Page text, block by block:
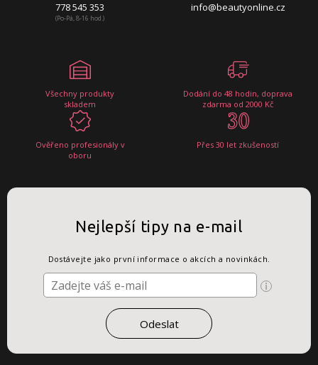
778 545 353
(Po-Pá, 8-16 hod.)
info@beautyonline.cz
Všechny produkty
skladem
Dodání do 48 hodin, doprava
zdarma od 2000 Kč
Ověřeno profesionály v
oboru
Přes 30 let zkušeností
Nejlepší tipy na e-mail
Dostávejte jako první informace o akcích a novinkách.